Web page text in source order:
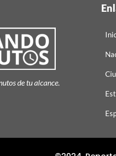
de tu alcance.